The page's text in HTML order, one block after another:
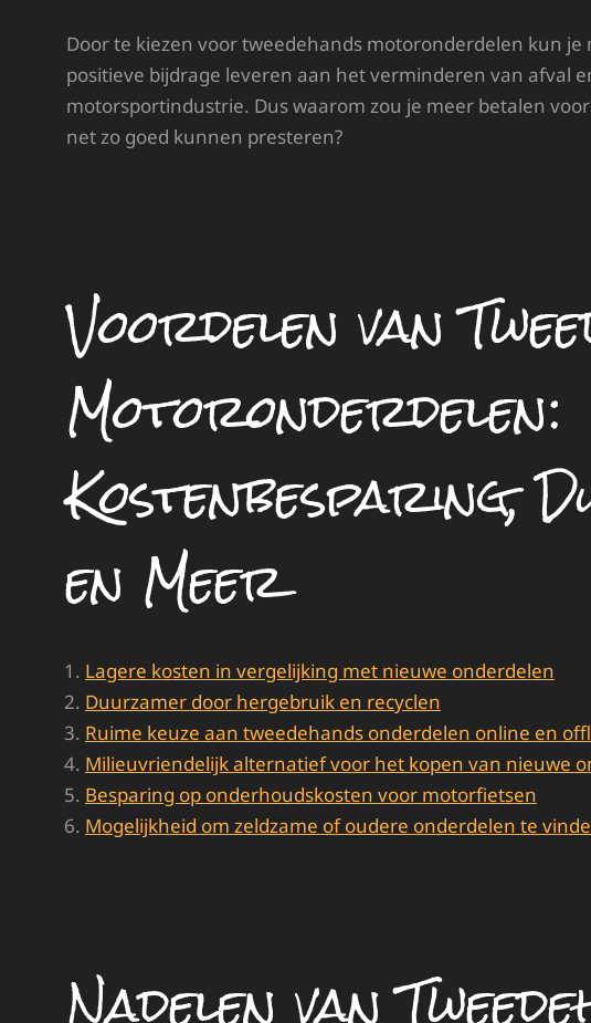
Door te kiezen voor tweedehands motoronderdelen kun
positieve bijdrage leveren aan het verminderen van afval
motorsportindustrie. Dus waarom zou je meer betalen
net zo goed kunnen presteren?
Voordelen van
Motoronderdelen:
Kostenbesparing,
en Meer
Lagere kosten in vergelijking met nieuwe onderdelen
Duurzamer door hergebruik en recyclen
Ruime keuze aan tweedehands onderdelen online en
Milieuvriendelijk alternatief voor het kopen van nieuwe
Besparing op onderhoudskosten voor motorfietsen
Mogelijkheid om zeldzame of oudere onderdelen te